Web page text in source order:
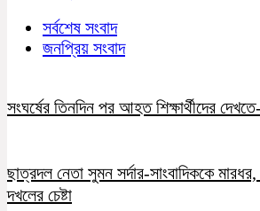
সর্বশেষ সংবাদ
জনপ্রিয় সংবাদ
সংঘর্ষের তিনদিন পর আহত শিক্ষার্থীদের
ছাত্রদল নেতা সুমন সর্দার-সাংবাদিককে
দখলের চেষ্টা